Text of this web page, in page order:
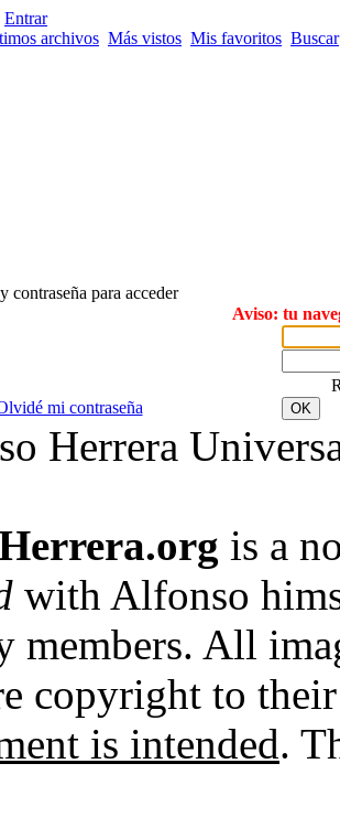
Entrar
archivos Más vistos Mis favoritos Buscar
contraseña para acceder
Aviso: tu
mi contraseña
OK
Herrera
is a
with Alfonso
members. All
copyright to
is intended.